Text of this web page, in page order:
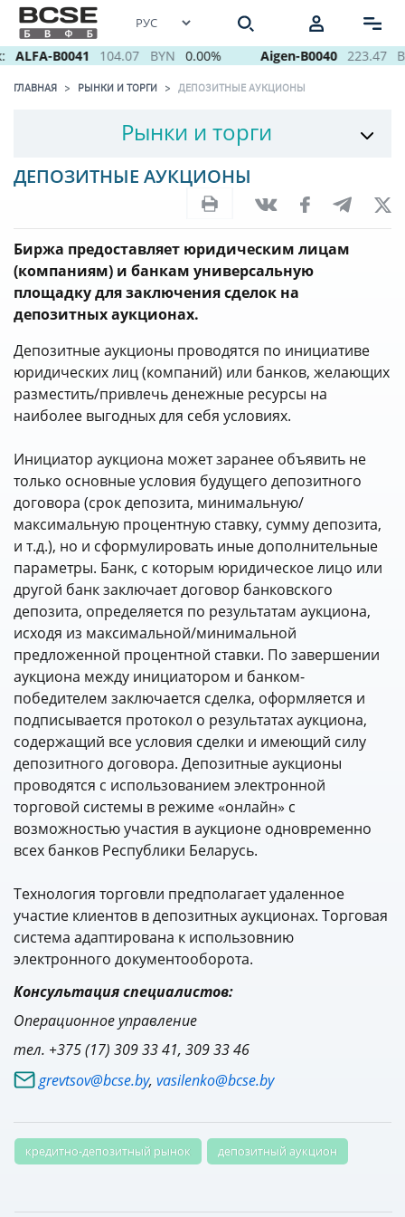
ALFA-B0041 104.07 BYN 0.00% Aigen-B0040 223.47
ГЛАВНАЯ РЫНКИ И ТОРГИ ДЕПОЗИТНЫЕ АУКЦИОНЫ
Рынки и торги
ДЕПОЗИТНЫЕ АУКЦИОНЫ
Биржа предоставляет юридическим лицам
(компаниям) и банкам универсальную
площадку для заключения сделок на
депозитных аукционах.
Депозитные аукционы проводятся по инициативе
юридических лиц (компаний) или банков, желающих
разместить/привлечь денежные ресурсы на
наиболее выгодных для себя условиях.
Инициатор аукциона может заранее объявить не
только основные условия будущего депозитного
договора (срок депозита, минимальную/
максимальную процентную ставку, сумму депозита,
и т.д.), но и сформулировать иные дополнительные
параметры. Банк, с которым юридическое лицо или
другой банк заключает договор банковского
депозита, определяется по результатам аукциона,
исходя из максимальной/минимальной
предложенной процентной ставки. По завершении
аукциона между инициатором и банком-
победителем заключается сделка, оформляется и
подписывается протокол о результатах аукциона,
содержащий все условия сделки и имеющий силу
депозитного договора. Депозитные аукционы
проводятся с использованием электронной
торговой системы в режиме «онлайн» с
возможностью участия в аукционе одновременно
всех банков Республики Беларусь.
Технология торговли предполагает удаленное
участие клиентов в депозитных аукционах. Торговая
система адаптирована к использовнию
электронного документооборота.
Консультация специалистов:
Операционное управление
тел. +375 (17) 309 33 41, 309 33 46
grevtsov@bcse.by, vasilenko@bcse.by
кредитно-депозитный рынок депозитный аукцион